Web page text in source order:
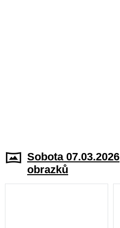
Sobota 07.03.2026
obrazků